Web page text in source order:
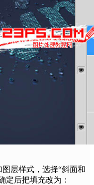
层样式，选择“斜面和
定后把填充改为：